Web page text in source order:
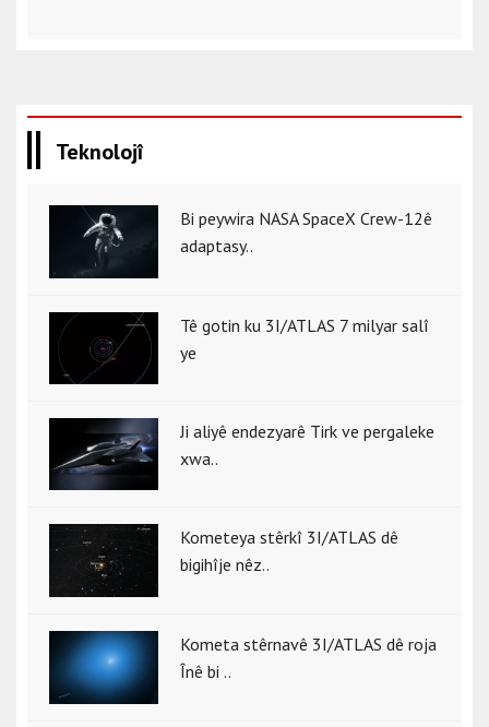
Teknolojî
Bi peywira NASA SpaceX Crew-12ê
adaptasy..
Tê gotin ku 3I/ATLAS 7 milyar salî
ye
Ji aliyê endezyarê Tirk ve pergaleke
xwa..
Kometeya stêrkî 3I/ATLAS dê
bigihîje nêz..
Kometa stêrnavê 3I/ATLAS dê roja
Înê bi ..